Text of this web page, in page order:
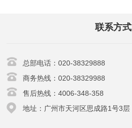
联系方式
总部电话：020-38329888
商务热线：020-38329988
售后热线：4006-348-358
地址：广州市天河区思成路1号3层